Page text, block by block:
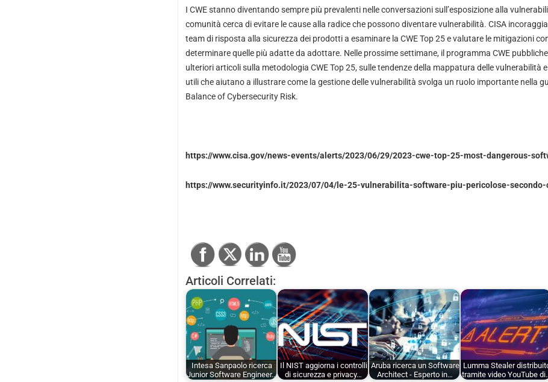
I CWE stanno diventando sempre più prevalenti nelle conversazioni sull’esposizione alla
comunità cerca di evitare le cause alla radice che possono diventare vulnerabilità. CISA
team di risposta alla sicurezza dei prodotti a esaminare la CWE Top 25e valutare le mitigazioni
determinare quelle più adatte da adottare. Nelle prossime settimane, il programma CWE
ulteriori articoli sulla metodologia CWE Top 25, sulle tendenze della mappatura delle vulnerabilità
utili che aiutano a illustrare come la gestione delle vulnerabilità svolga un ruolo importante nella
Balance of Cybersecurity Risk.
https://www.cisa.gov/news-events/alerts/2023/06/29/2023-cwe-top-25-most-dangerous-
https://www.securityinfo.it/2023/07/04/le-25-vulnerabilita-software-piu-pericolose-secondo-
Articoli Correlati:
Intesa Sanpaolo ricerca
Junior Software Engineer…
Il NIST aggiorna i controlli
di sicurezza e privacy…
Aruba ricerca un Software
Architect - Esperto in…
Lumma Stealer
tramite video YouTube